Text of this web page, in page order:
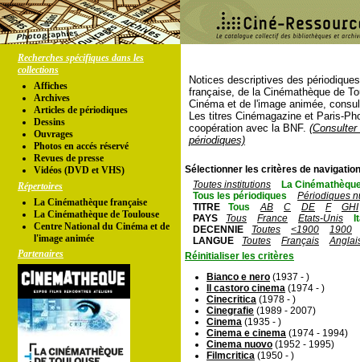
Recherches spécifiques dans les
collections
Affiches
Archives
Articles de périodiques
Dessins
Ouvrages
Photos en accés réservé
Revues de presse
Vidéos (DVD et VHS)
Répertoires
La Cinémathèque française
La Cinémathèque de Toulouse
Centre National du Cinéma et de
l'image animée
Partenaires
Notices descriptives des
française, de la Cinémathèque de
Cinéma et de l'image animée,
Les titres Cinémagazine et Paris-
coopération avec la BNF.
périodiques)
Sélectionner les critères de
Toutes institutions
La
Tous les périodiques
Périodiques
TITRE
Tous AB C DE F
GHI
PAYS
Tous France Etats-Unis
DECENNIE
Toutes <1900
1900
LANGUE
Toutes Français
Réinitialiser les critères
Bianco e nero (1937 - )
Il castoro cinema (1974 - )
Cinecritica (1978 - )
Cinegrafie (1989 - 2007)
Cinema (1935 - )
Cinema e cinema (1974 - 1994)
Cinema nuovo (1952 - 1995)
Filmcritica (1950 - )